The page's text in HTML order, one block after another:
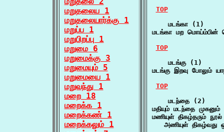
மறுதலைய 1
மறுதலையார்க்கு 1
மறுப்ப 1
மறுபிறப்பு 1
மறுமை 6
மறுமைக்கு 3
மறுமையும் 5
மறுமையை 1
மறுவந்து 1
மறை 18
மறைக்க 1
மறைக்கண் 1
மறைக்கலும் 1
TOP
    மடங்கா (1)
மடங்கா மற
TOP
    மடங்கு (1)
மடங்கு இறவு போலும்
TOP
    மடந்தை (2)
மதியும் மடந்தை
மணியுள் திகழ்தரும்
அணியுள் திகழ்வது